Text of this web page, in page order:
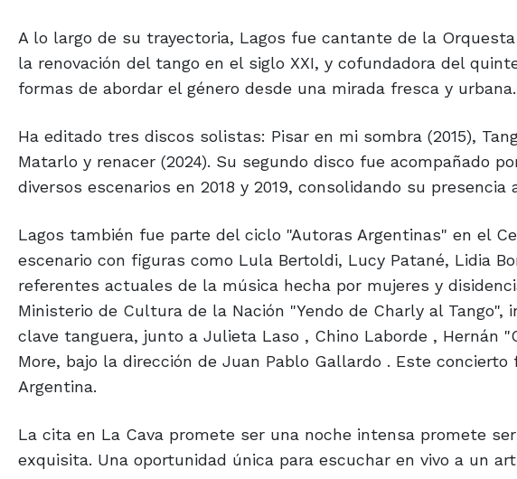
A lo largo de su trayectoria, Lagos fue cantante de la
la renovación del tango en el siglo XXI, y cofundadora del
formas de abordar el género desde una mirada fresca y urbana.
Ha editado tres discos solistas: Pisar en mi sombra (2015),
Matarlo y renacer (2024). Su segundo disco fue acompañado
diversos escenarios en 2018 y 2019, consolidando su presencia
Lagos también fue parte del ciclo "Autoras Argentinas" en el
escenario con figuras como Lula Bertoldi, Lucy Patané, Lidia
referentes actuales de la música hecha por mujeres y
Ministerio de Cultura de la Nación "Yendo de Charly al
clave tanguera, junto a Julieta Laso , Chino Laborde , Hernán
More, bajo la dirección de Juan Pablo Gallardo . Este
Argentina.
La cita en La Cava promete ser una noche intensa promete
exquisita. Una oportunidad única para escuchar en vivo a un